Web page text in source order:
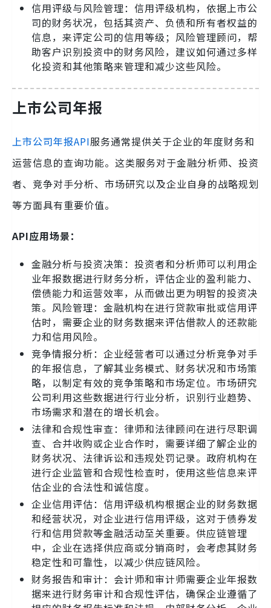
信用评级与风险管理：信用评级机构，依据上市公
司的财务状况，包括其资产、负债和所有者权益的
信息，来评定公司的信用等级；风险管理顾问，帮
助客户识别投资中的财务风险，建议如何通过多样
化投资和其他策略来管理和减少这些风险。
上市公司年报
上市公司年报API服务通常提供关于企业的年度财务和
运营信息的查询功能。这类服务对于金融分析师、投资
者、竞争对手分析、市场研究以及企业自身的战略规划
等方面具有重要价值。
API应用场景：
金融分析与投资决策：投资者和分析师可以利用企
业年报数据进行财务分析，评估企业的盈利能力、
偿债能力和运营效率，从而做出更为明智的投资决
策。风险管理：金融机构在进行贷款审批或信用评
估时，需要企业的财务数据来评估借款人的还款能
力和信用风险。
竞争情报分析：企业经营者可以通过分析竞争对手
的年报信息，了解其业务模式、财务状况和市场策
略，以制定有效的竞争策略和市场定位。市场研究
公司利用这些数据进行行业分析，识别行业趋势、
市场需求和潜在的增长机会。
法律和合规性审查：律师和法律顾问在进行尽职调
查、合并收购或企业合作时，需要详细了解企业的
财务状况、法律诉讼和违规处罚记录。政府机构在
进行企业监管和合规性检查时，使用这些信息来评
估企业的合法性和诚信度。
企业信用评估：信用评级机构根据企业的财务数据
和经营状况，对企业进行信用评级，这对于债券发
行和信用贷款等金融活动至关重要。供应链管理
中，企业在选择供应商或分销商时，会考虑其财务
稳定性和可靠性，以减少供应链风险。
财务报告和审计：会计师和审计师需要企业年报数
据来进行财务审计和合规性评估，确保企业遵循了